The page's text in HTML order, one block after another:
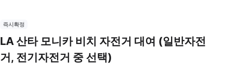
즉시확정
LA 산타 모니카 비치 자전거 대여 (일반자전
거, 전기자전거 중 선택)